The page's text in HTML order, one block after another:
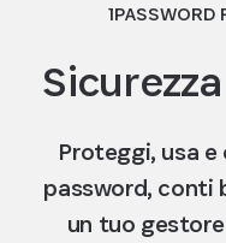
1PASSWORD
Proteggi, usa
password, conti
un tuo